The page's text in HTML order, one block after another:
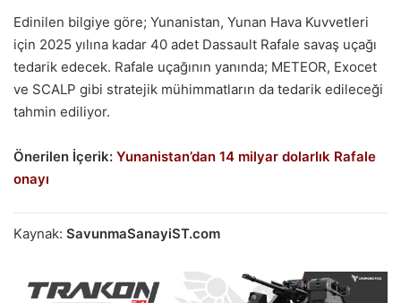
Edinilen bilgiye göre; Yunanistan, Yunan Hava Kuvvetleri
için 2025 yılına kadar 40 adet Dassault Rafale savaş uçağı
tedarik edecek. Rafale uçağının yanında; METEOR, Exocet
ve SCALP gibi stratejik mühimmatların da tedarik edileceği
tahmin ediliyor.
Önerilen İçerik: Yunanistan’dan 14 milyar dolarlık Rafale
onayı
Kaynak: SavunmaSanayiST.com